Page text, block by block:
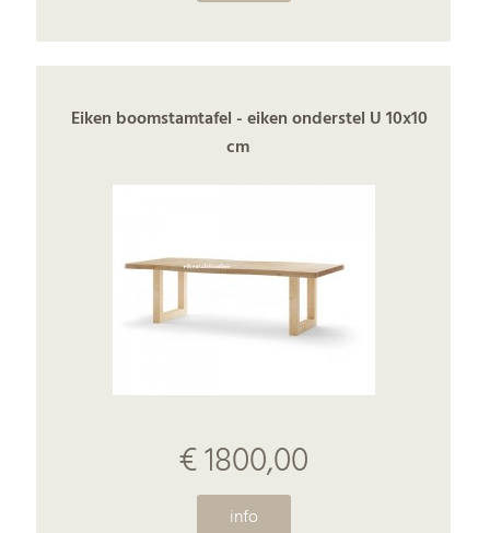
Eiken boomstamtafel - eiken onderstel U 10x10
cm
€ 1800,00
info